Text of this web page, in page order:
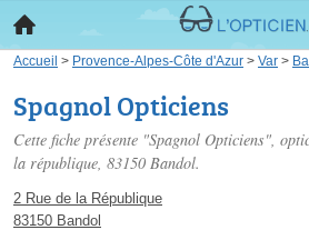
Accueil > Provence-Alpes-Côte d'Azur > Var >
Spagnol Opticiens
Cette fiche présente "Spagnol Opticiens",
la république, 83150 Bandol.
2 Rue de la République
83150 Bandol